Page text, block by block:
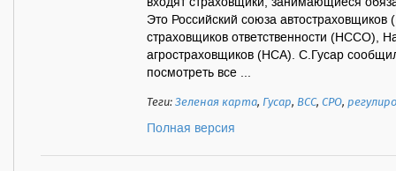
Это Российский союза
страховщиков ответственности (НССО),
агростраховщиков (НСА). С.Гусар
посмотреть все ...
Теги:Зеленая карта, Гусар, ВСС,СРО,
Полная версия